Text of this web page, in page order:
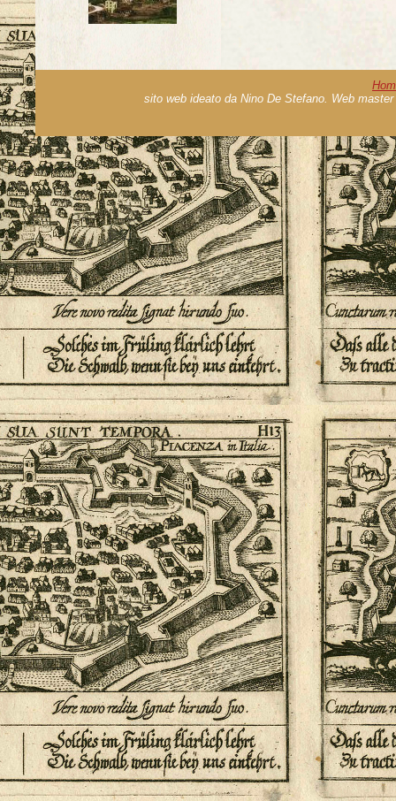
sito web ideato da Nino De Stefano. Web